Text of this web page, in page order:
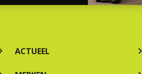
ACTUEEL